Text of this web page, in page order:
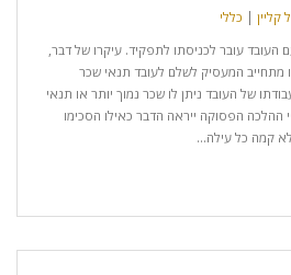
קליין | כללי
העובד עובר לכניסתו לתפקיד. עיקרו של דבר,
מתחייב המעסיק לשלם לעובד תנאי שכר
של העובד ניתן לו שכר נמוך יותר או תנאי
הפסוקה ייראה הדבר כאילו הסכימו
קמה כל עילה...